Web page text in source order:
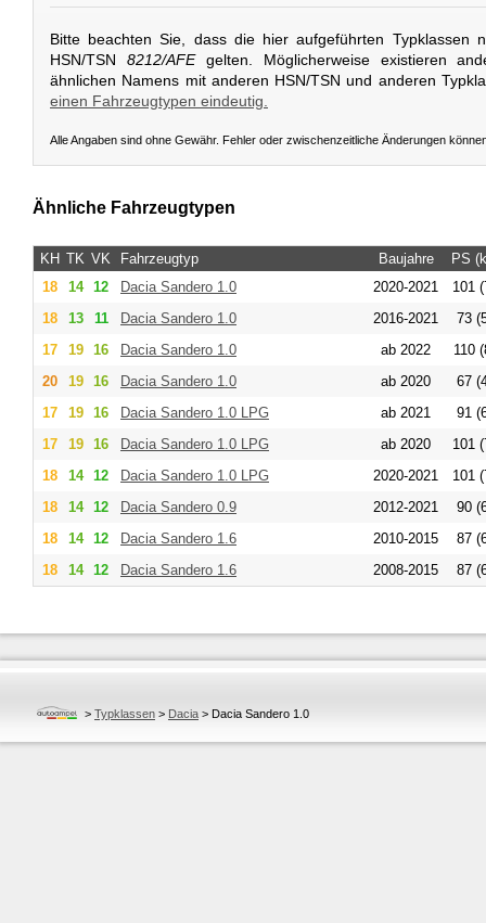
Bitte beachten Sie, dass die hier aufgeführten Typklassen
HSN/TSN 8212/AFEgelten. Möglicherweise existieren
ähnlichen Namens mit anderen HSN/TSN und anderen
einen Fahrzeugtypen eindeutig.
Alle Angaben sind ohne Gewähr. Fehler oder zwischenzeitliche Änderungen
Ähnliche Fahrzeugtypen
KH TK VK Fahrzeugtyp Baujahre
PS
18
14 12 Dacia Sandero 1.0 2020-2021
101
18
13 11 Dacia Sandero 1.0 2016-2021
73
17
19 16 Dacia Sandero 1.0 ab 2022
110
20
19 16 Dacia Sandero 1.0 ab 2020
67
17
19 16 Dacia Sandero 1.0 LPG ab 2021
91
17
19 16 Dacia Sandero 1.0 LPG ab 2020
101
18
14 12 Dacia Sandero 1.0 LPG 2020-2021
101
18
14 12 Dacia Sandero 0.9 2012-2021
90
18
14 12 Dacia Sandero 1.6 2010-2015
87
18
14 12 Dacia Sandero 1.6 2008-2015 87
> Typklassen > Dacia > Dacia Sandero 1.0